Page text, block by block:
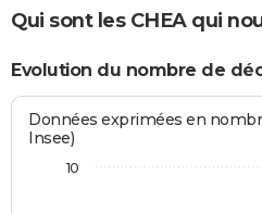
Qui sont les CHEA qui
Evolution du nombre de
Données exprimées en
Insee)
10